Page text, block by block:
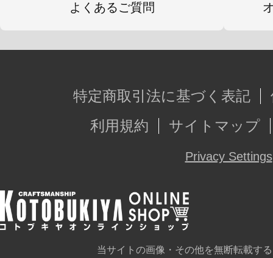
よくあるご質問
特定商取引法に基づく表記
利用規約
サイトマップ
Privacy Settings
当サイトの画像・その他を無断転載す